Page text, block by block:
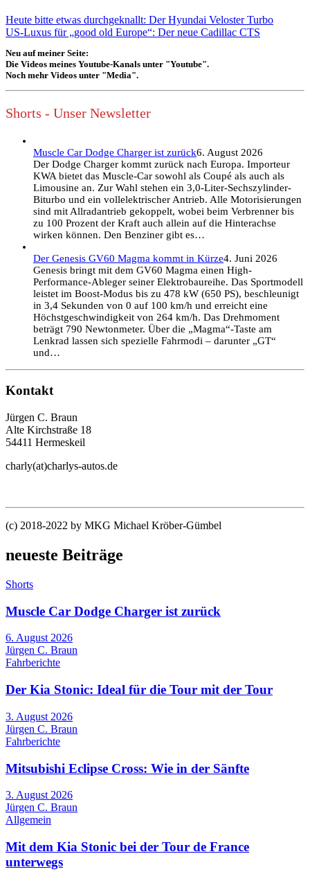
Heute bitte etwas durchgeknallt: Der Hyundai Veloster Turbo
US-Luxus für „good old Europe“: Der neue Cadillac CTS
Neu auf meiner Seite:
Die Videos meines Youtube-Kanals unter "Youtube".
Noch mehr Videos unter "Media".
Shorts - Unser Newsletter
Muscle Car Dodge Charger ist zurück6. August 2026
Der Dodge Charger kommt zurück nach Europa. Importeur
KWA bietet das Muscle-Car sowohl als Coupé als auch als
Limousine an. Zur Wahl stehen ein 3,0-Liter-Sechszylinder-
Biturbo und ein vollelektrischer Antrieb. Alle Motorisierungen
sind mit Allradantrieb gekoppelt, wobei beim Verbrenner bis
zu 100 Prozent der Kraft auch allein auf die Hinterachse
wirken können. Den Benziner gibt es…
Der Genesis GV60 Magma kommt in Kürze4. Juni 2026
Genesis bringt mit dem GV60 Magma einen High-
Performance-Ableger seiner Elektrobaureihe. Das Sportmodell
leistet im Boost-Modus bis zu 478 kW (650 PS), beschleunigt
in 3,4 Sekunden von 0 auf 100 km/h und erreicht eine
Höchstgeschwindigkeit von 264 km/h. Das Drehmoment
beträgt 790 Newtonmeter. Über die „Magma“-Taste am
Lenkrad lassen sich spezielle Fahrmodi – darunter „GT“
und…
Kontakt
Jürgen C. Braun
Alte Kirchstraße 18
54411 Hermeskeil
charly(at)charlys-autos.de
(c) 2018-2022 by MKG Michael Kröber-Gümbel
neueste Beiträge
Shorts
Muscle Car Dodge Charger ist zurück
6. August 2026
Jürgen C. Braun
Fahrberichte
Der Kia Stonic: Ideal für die Tour mit der Tour
3. August 2026
Jürgen C. Braun
Fahrberichte
Mitsubishi Eclipse Cross: Wie in der Sänfte
3. August 2026
Jürgen C. Braun
Allgemein
Mit dem Kia Stonic bei der Tour de France
unterwegs